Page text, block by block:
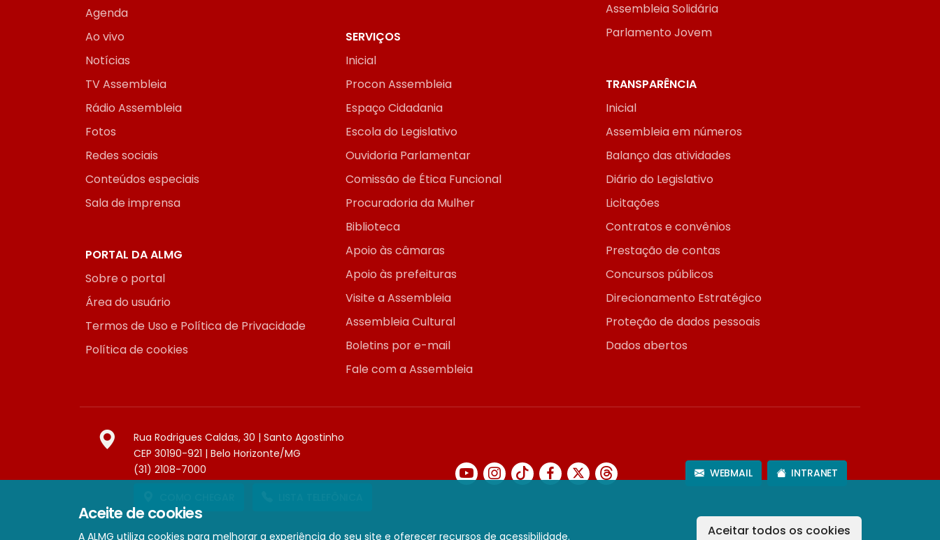
Aceite de cookies
A ALMG utiliza cookies para melhorar a experiência do seu site e oferecer recursos de acessibilidade. Aceitar todos os cookies
Assembleia Solidária
Parlamento Jovem
Agenda
Ao vivo
Notícias
TV Assembleia
Rádio Assembleia
Fotos
Redes sociais
Conteúdos especiais
Sala de imprensa
SERVIÇOS
Inicial
Procon Assembleia
Espaço Cidadania
Escola do Legislativo
Ouvidoria Parlamentar
Comissão de Ética Funcional
Procuradoria da Mulher
Biblioteca
Apoio às câmaras
Apoio às prefeituras
Visite a Assembleia
Assembleia Cultural
Boletins por e-mail
Fale com a Assembleia
TRANSPARÊNCIA
Inicial
Assembleia em números
Balanço das atividades
Diário do Legislativo
Licitações
Contratos e convênios
Prestação de contas
Concursos públicos
Direcionamento Estratégico
Proteção de dados pessoais
Dados abertos
PORTAL DA ALMG
Sobre o portal
Área do usuário
Termos de Uso e Política de Privacidade
Política de cookies
Rua Rodrigues Caldas, 30 | Santo Agostinho
CEP 30190-921 | Belo Horizonte/MG
(31) 2108-7000
WEBMAIL INTRANET